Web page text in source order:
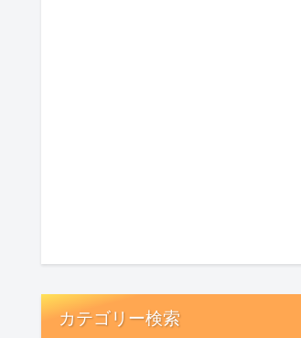
カテゴリー検索